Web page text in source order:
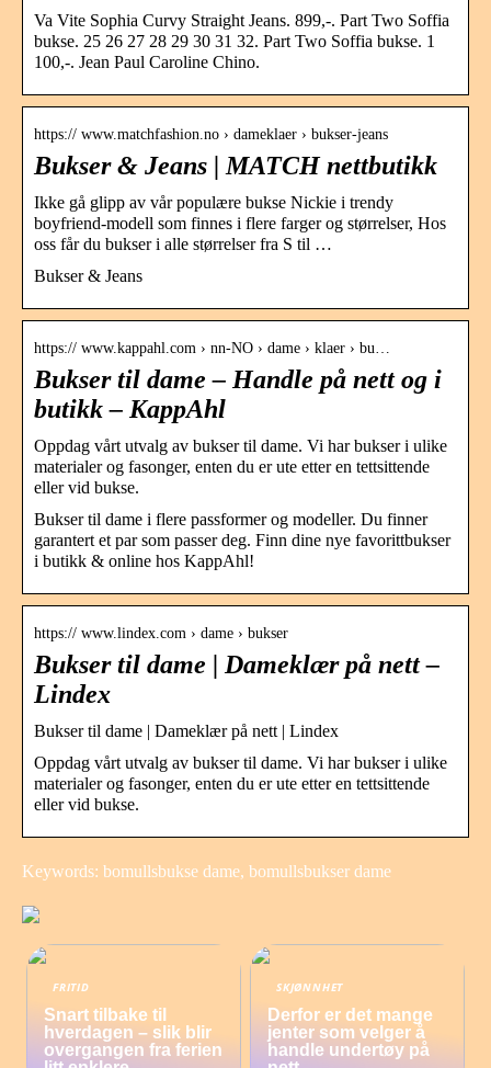
Va Vite Sophia Curvy Straight Jeans. 899,-. Part Two Soffia
bukse. 25 26 27 28 29 30 31 32. Part Two Soffia bukse. 1
100,-. Jean Paul Caroline Chino.
https:// www.matchfashion.no › dameklaer › bukser-jeans
Bukser & Jeans | MATCH nettbutikk
Ikke gå glipp av vår populære bukse Nickie i trendy
boyfriend-modell som finnes i flere farger og størrelser, Hos
oss får du bukser i alle størrelser fra S til …
Bukser & Jeans
https:// www.kappahl.com › nn-NO › dame › klaer › bu…
Bukser til dame – Handle på nett og i
butikk – KappAhl
Oppdag vårt utvalg av bukser til dame. Vi har bukser i ulike
materialer og fasonger, enten du er ute etter en tettsittende
eller vid bukse.
Bukser til dame i flere passformer og modeller. Du finner
garantert et par som passer deg. Finn dine nye favorittbukser
i butikk & online hos KappAhl!
https:// www.lindex.com › dame › bukser
Bukser til dame | Dameklær på nett –
Lindex
Bukser til dame | Dameklær på nett | Lindex
Oppdag vårt utvalg av bukser til dame. Vi har bukser i ulike
materialer og fasonger, enten du er ute etter en tettsittende
eller vid bukse.
Keywords: bomullsbukse dame, bomullsbukser dame
FRITID
Snart tilbake til
hverdagen – slik blir
overgangen fra ferien
SKJØNNHET
Derfor er det mange
jenter som velger å
handle undertøy på